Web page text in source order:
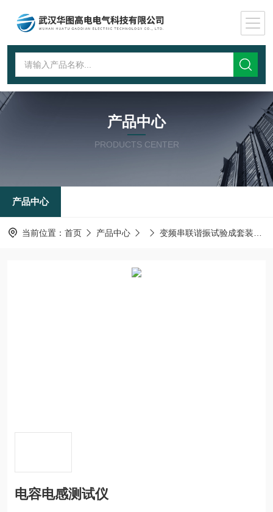
产品中心
PRODUCTS CENTER
产品中心
当前位置： 首页 产品中心 变频串联谐振试验成套装置
电容电感测试仪